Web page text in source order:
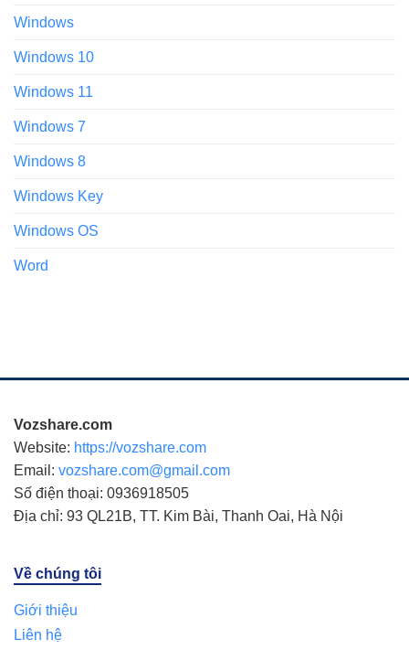
Windows
Windows 10
Windows 11
Windows 7
Windows 8
Windows Key
Windows OS
Word
Vozshare.com
Website: https://vozshare.com
Email: vozshare.com@gmail.com
Số điện thoại: 0936918505
Địa chỉ: 93 QL21B, TT. Kim Bài, Thanh Oai, Hà Nội
Về chúng tôi
Giới thiệu
Liên hệ